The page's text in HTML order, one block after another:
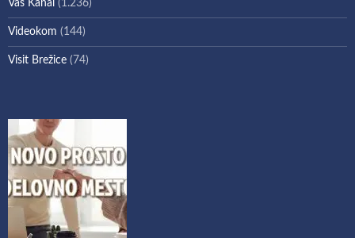
Vaš Kanal (1.236)
Videokom (144)
Visit Brežice (74)